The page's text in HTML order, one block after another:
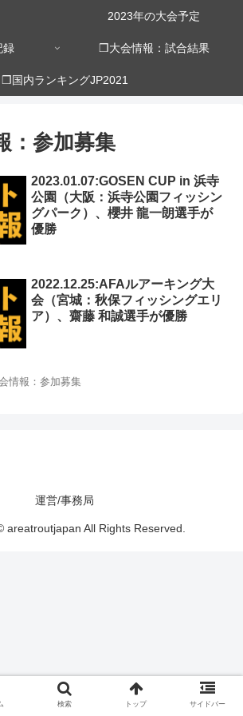
2023年の大会予定
録 ❒大会情報：試合結果
❒国内ランキングJP2021
：参加募集
2023.01.07:GOSEN CUP in 浜寺
公園（大阪：浜寺公園フィッシン
グパーク）、櫻井 龍一朗選手が
優勝
2022.12.25:AFAルアーキング大
会（宮城：秋保フィッシングエリ
ア）、齋藤 和誠選手が優勝
情報：参加募集
運営/事務局
areatroutjapan All Rights Reserved.
検索 トップ サイドバー